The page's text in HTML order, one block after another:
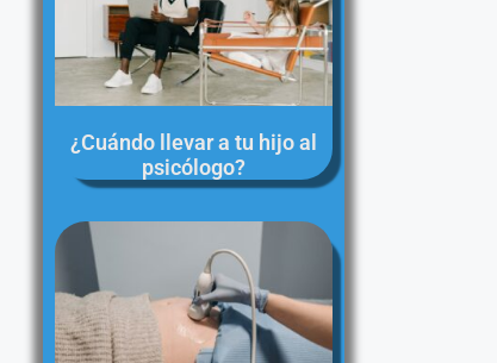
¿Cuándo llevar a tu hijo al
psicólogo?